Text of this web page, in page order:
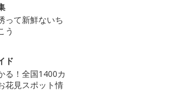
って新鮮ないち
う
ド
る！全国1400カ
花見スポット情